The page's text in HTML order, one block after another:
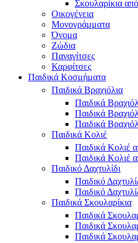
Σκουλαρίκια
Οικογένεια
Μονογράμματα
Όνομα
Ζώδια
Παναγίτσες
Καρφίτσες
Παιδικά Κοσμήματα
Παιδικά Βραχιόλια
Παιδικά
Παιδικά
Παιδικά
Παιδικά Κολιέ
Παιδικά Κολιέ
Παιδικά Κολιέ
Παιδικό Δαχτυλίδι
Παιδικό
Παιδικό
Παιδικά Σκουλαρίκια
Παιδικά
Παιδικά
Παιδικά